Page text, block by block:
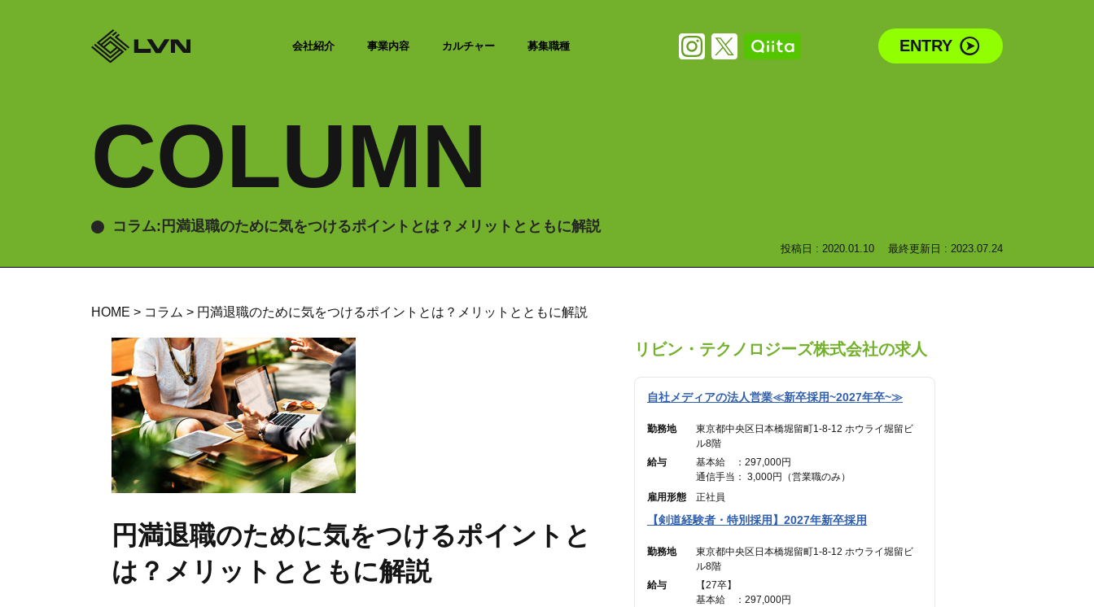
会社紹介 事業内容 カルチャー 募集職種 ENTRY
COLUMN
コラム:円満退職のために気をつけるポイントとは？メリットとともに解説
投稿日 : 2020.01.10 最終更新日 : 2023.07.24
HOME > コラム > 円満退職のために気をつけるポイントとは？メリットとともに解説
円満退職のために気をつけるポイントと
は？メリットとともに解説
リビン・テクノロジーズ株式会社の求人
自社メディアの法人営業≪新卒採用~2027年卒~≫
勤務地
東京都中央区日本橋堀留町1-8-12 ホウライ堀留ビ
ル8階
給与
基本給 ：297,000円
通信手当： 3,000円（営業職のみ）
———————————
合計 ：300,000円 ＋ インセンティブ
※45時間分の見込み残業代(77,700円)を含む
雇用形態 正社員
【剣道経験者・特別採用】2027年新卒採用
勤務地
東京都中央区日本橋堀留町1-8-12 ホウライ堀留ビ
ル8階
給与
【27卒】
基本給 ：297,000円